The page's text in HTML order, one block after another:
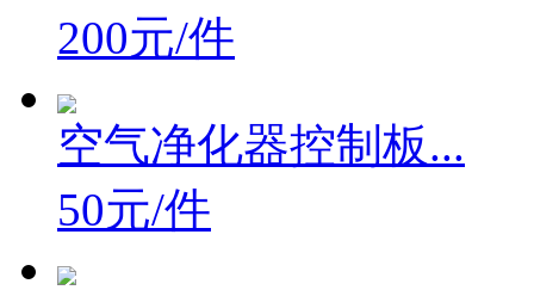
200元/件
空气净化器控制板...
50元/件